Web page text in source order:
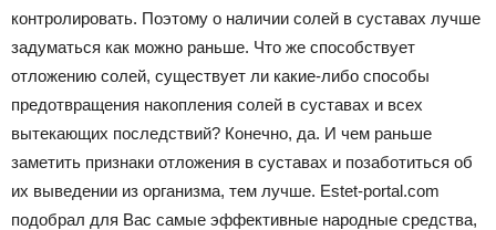
контролировать. Поэтому о наличии солей в суставах лучше
задуматься как можно раньше. Что же способствует
отложению солей, существует ли какие-либо способы
предотвращения накопления солей в суставах и всех
вытекающих последствий? Конечно, да. И чем раньше
заметить признаки отложения в суставах и позаботиться об
их выведении из организма, тем лучше. Estet-portal.com
подобрал для Вас самые эффективные народные средства,